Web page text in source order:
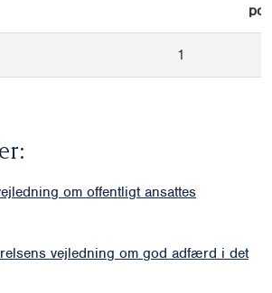
1
om offentligt ansattes
vejledning om god adfærd i det